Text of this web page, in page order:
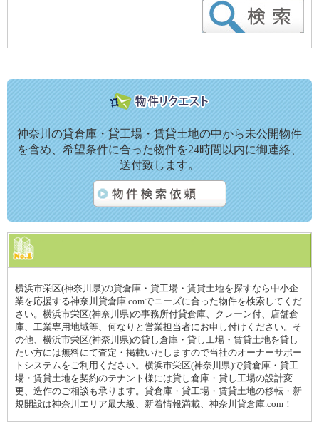
神奈川の貸倉庫・貸工場・賃貸土地の中から未公開物件
を含め、希望条件に合った物件を24時間以内に御連絡、
送付致します。
横浜市栄区(神奈川県)の貸倉庫・貸工場・賃貸土地を探すなら中小企
業を応援する神奈川貸倉庫.comでニーズに合った物件を検索してくだ
さい。横浜市栄区(神奈川県)の事務所付貸倉庫、クレーン付、店舗倉
庫、工業専用地域等、何なりと営業担当者にお申し付けください。そ
の他、横浜市栄区(神奈川県)の貸し倉庫・貸し工場・賃貸土地を貸し
たい方には無料にて査定・掲載いたしますので当社のオーナーサポー
トシステムをご利用ください。横浜市栄区(神奈川県)で貸倉庫・貸工
場・賃貸土地を契約のテナント様には貸し倉庫・貸し工場の設計変
更、造作のご相談も承ります。貸倉庫・貸工場・賃貸土地の移転・新
規開設は神奈川エリア最大級、新着情報満載、神奈川貸倉庫.com！